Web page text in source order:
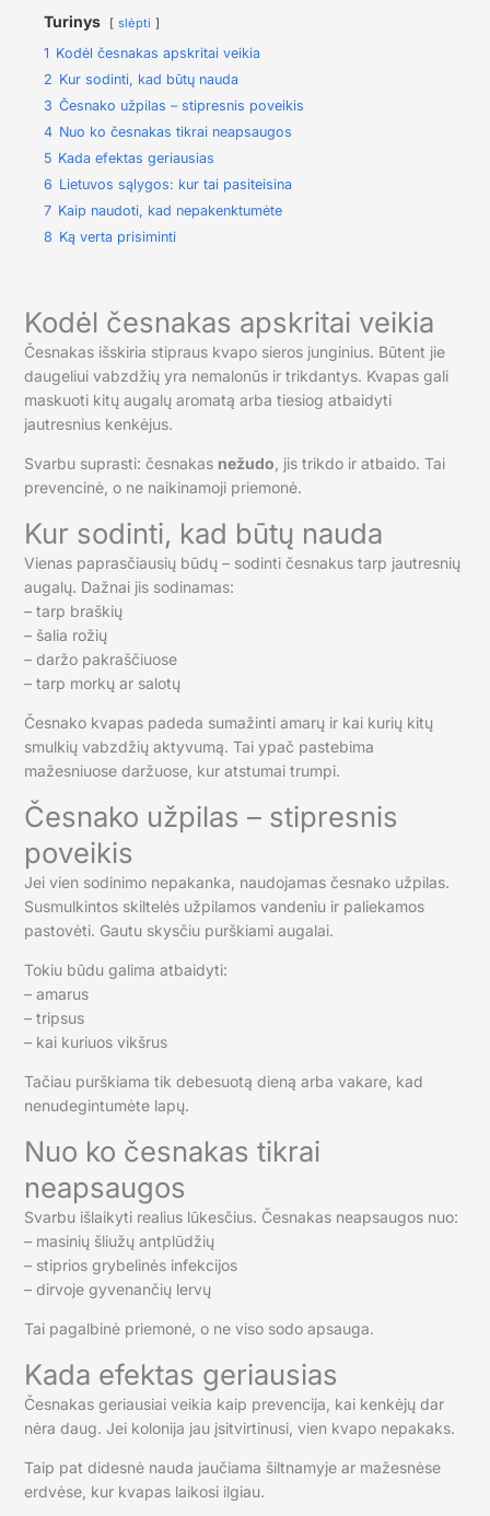
Turinys slėpti
1 Kodėl česnakas apskritai veikia
2 Kur sodinti, kad būtų nauda
3 Česnako užpilas – stipresnis poveikis
4 Nuo ko česnakas tikrai neapsaugos
5 Kada efektas geriausias
6 Lietuvos sąlygos: kur tai pasiteisina
7 Kaip naudoti, kad nepakenktumėte
8 Ką verta prisiminti
Kodėl česnakas apskritai veikia
Česnakas išskiria stipraus kvapo sieros junginius. Būtent jie
daugeliui vabzdžių yra nemalonūs ir trikdantys. Kvapas gali
maskuoti kitų augalų aromatą arba tiesiog atbaidyti
jautresnius kenkėjus.
Svarbu suprasti: česnakas nežudo, jis trikdo ir atbaido. Tai
prevencinė, o ne naikinamoji priemonė.
Kur sodinti, kad būtų nauda
Vienas paprasčiausių būdų – sodinti česnakus tarp jautresnių
augalų. Dažnai jis sodinamas:
– tarp braškių
– šalia rožių
– daržo pakraščiuose
– tarp morkų ar salotų
Česnako kvapas padeda sumažinti amarų ir kai kurių kitų
smulkių vabzdžių aktyvumą. Tai ypač pastebima
mažesniuose daržuose, kur atstumai trumpi.
Česnako užpilas – stipresnis
poveikis
Jei vien sodinimo nepakanka, naudojamas česnako užpilas.
Susmulkintos skiltelės užpilamos vandeniu ir paliekamos
pastovėti. Gautu skysčiu purškiami augalai.
Tokiu būdu galima atbaidyti:
– amarus
– tripsus
– kai kuriuos vikšrus
Tačiau purškiama tik debesuotą dieną arba vakare, kad
nenudegintumėte lapų.
Nuo ko česnakas tikrai
neapsaugos
Svarbu išlaikyti realius lūkesčius. Česnakas neapsaugos nuo:
– masinių šliužų antplūdžių
– stiprios grybelinės infekcijos
– dirvoje gyvenančių lervų
Tai pagalbinė priemonė, o ne viso sodo apsauga.
Kada efektas geriausias
Česnakas geriausiai veikia kaip prevencija, kai kenkėjų dar
nėra daug. Jei kolonija jau įsitvirtinusi, vien kvapo nepakaks.
Taip pat didesnė nauda jaučiama šiltnamyje ar mažesnėse
erdvėse, kur kvapas laikosi ilgiau.